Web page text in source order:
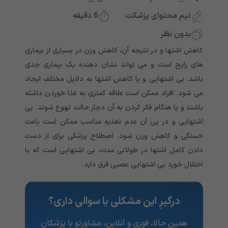
تیم محتوای پزشکت
6 دقیقه
بدون نظر
کاهش اشتها و در نتیجه آن، کاهش وزن در بسیاری از بیماری
های رایج است و می تواند نشان دهنده یک بیماری جدی
باشد. بی اشتهایی و یا کاهش اشتها به دلایل مختلف ایجاد
می شود. افراد ممکن است علاقه کمتری به غذا خوردن داشته
باشند و یا هنگام فکر کردن به آن دچار حالت تهوع شوند. بی
اشتهایی و در پی آن عدم تغذیه مناسب ممکن است باعث
خستگی و کاهش وزن شود. اصطلاح پزشکی برای از دست
دادن کامل اشتها در طولانی مدت، بی اشتهایی است که با
اختلال خورد بی اشتهایی عصبی فرق دارد.
درگیرِ این مشکلی یا سوالی داری؟
همین حالا، فوری و آنلاین، مشاورتو با پزشکان